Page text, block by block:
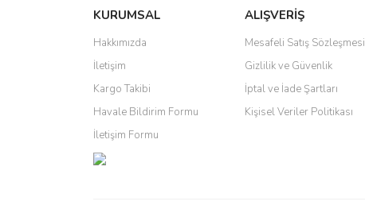
Ürün resmi kalitesiz, bozuk veya görüntülenemiyor.
Ürün açıklamasında eksik bilgiler bulunuyor.
Ürün bilgilerinde hatalar bulunuyor.
Ürün fiyatı diğer sitelerden daha pahalı.
Bu ürüne benzer farklı alternatifler olmalı.
KURUMSAL
Hakkımızda
İletişim
Kargo Takibi
Havale Bildirim Formu
İletişim Formu
ALIŞVERİŞ
Mesafeli Satış Sözleşmesi
Gizlilik ve Güvenlik
İptal ve İade Şartları
Kişisel Veriler Politikası